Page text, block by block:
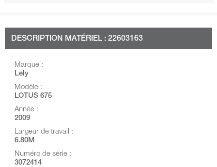
DESCRIPTION MATÉRIEL : 22603163
Marque :
Lely
Modèle :
LOTUS 675
Année :
2009
Largeur de travail :
6.80M
Numéro de série :
3072414